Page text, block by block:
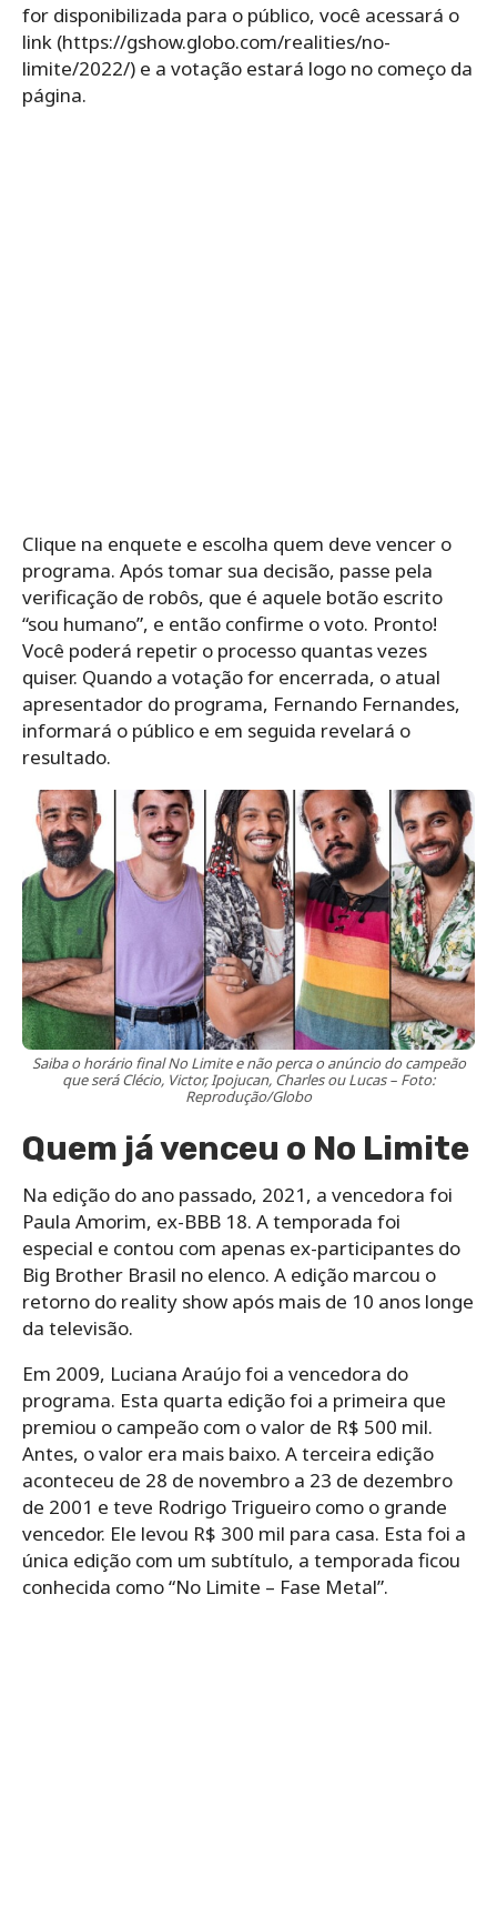
for disponibilizada para o público, você acessará o
link (https://gshow.globo.com/realities/no-
limite/2022/) e a votação estará logo no começo da
página.
Clique na enquete e escolha quem deve vencer o
programa. Após tomar sua decisão, passe pela
verificação de robôs, que é aquele botão escrito
“sou humano”, e então confirme o voto. Pronto!
Você poderá repetir o processo quantas vezes
quiser. Quando a votação for encerrada, o atual
apresentador do programa, Fernando Fernandes,
informará o público e em seguida revelará o
resultado.
Saiba o horário final No Limite e não perca o anúncio do campeão
que será Clécio, Victor, Ipojucan, Charles ou Lucas – Foto:
Reprodução/Globo
Quem já venceu o No Limite
Na edição do ano passado, 2021, a vencedora foi
Paula Amorim, ex-BBB 18. A temporada foi
especial e contou com apenas ex-participantes do
Big Brother Brasil no elenco. A edição marcou o
retorno do reality show após mais de 10 anos longe
da televisão.
Em 2009, Luciana Araújo foi a vencedora do
programa. Esta quarta edição foi a primeira que
premiou o campeão com o valor de R$ 500 mil.
Antes, o valor era mais baixo. A terceira edição
aconteceu de 28 de novembro a 23 de dezembro
de 2001 e teve Rodrigo Trigueiro como o grande
vencedor. Ele levou R$ 300 mil para casa. Esta foi a
única edição com um subtítulo, a temporada ficou
conhecida como “No Limite – Fase Metal”.